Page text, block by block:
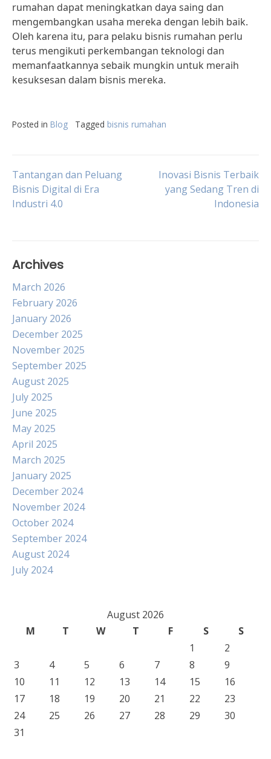
rumahan dapat meningkatkan daya saing dan
mengembangkan usaha mereka dengan lebih baik.
Oleh karena itu, para pelaku bisnis rumahan perlu
terus mengikuti perkembangan teknologi dan
memanfaatkannya sebaik mungkin untuk meraih
kesuksesan dalam bisnis mereka.
Posted in Blog Tagged bisnis rumahan
Post
navigation
Tantangan dan Peluang
Bisnis Digital di Era
Industri 4.0
Inovasi Bisnis Terbaik
yang Sedang Tren di
Indonesia
Archives
March 2026
February 2026
January 2026
December 2025
November 2025
September 2025
August 2025
July 2025
June 2025
May 2025
April 2025
March 2025
January 2025
December 2024
November 2024
October 2024
September 2024
August 2024
July 2024
August 2026
M
T W T F S
S
1
2
3
4 5 6 7 8
9
10
11 12 13 14 15
16
17
18 19 20 21 22
23
24
25 26 27 28 29
30
31